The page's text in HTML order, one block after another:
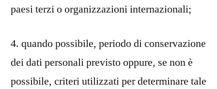
paesi terzi o organizzazioni internazionali;
4. quando possibile, periodo di conservazione
dei dati personali previsto oppure, se non è
possibile, criteri utilizzati per determinare tale